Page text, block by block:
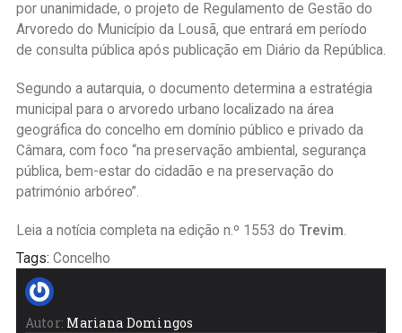
por unanimidade, o projeto de Regulamento de Gestão do
Arvoredo do Município da Lousã, que entrará em período
de consulta pública após publicação em Diário da República.
Segundo a autarquia, o documento determina a estratégia
municipal para o arvoredo urbano localizado na área
geográfica do concelho em domínio público e privado da
Câmara, com foco “na preservação ambiental, segurança
pública, bem-estar do cidadão e na preservação do
património arbóreo”.
Leia a notícia completa na edição n.º 1553 do Trevim.
Tags: Concelho
Autor: Mariana Domingos